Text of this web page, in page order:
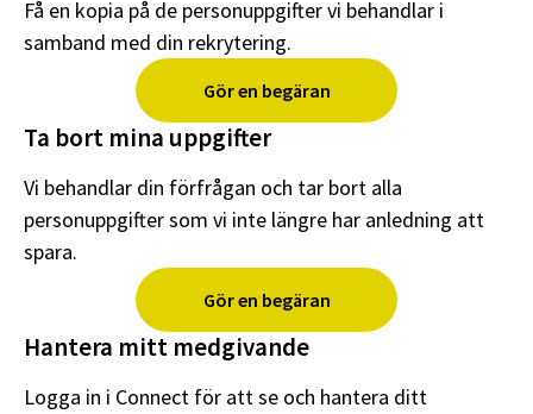
Få en kopia på de personuppgifter vi behandlar i
samband med din rekrytering.
Gör en begäran
Ta bort mina uppgifter
Vi behandlar din förfrågan och tar bort alla
personuppgifter som vi inte längre har anledning att
spara.
Gör en begäran
Hantera mitt medgivande
Logga in i Connect för att se och hantera ditt